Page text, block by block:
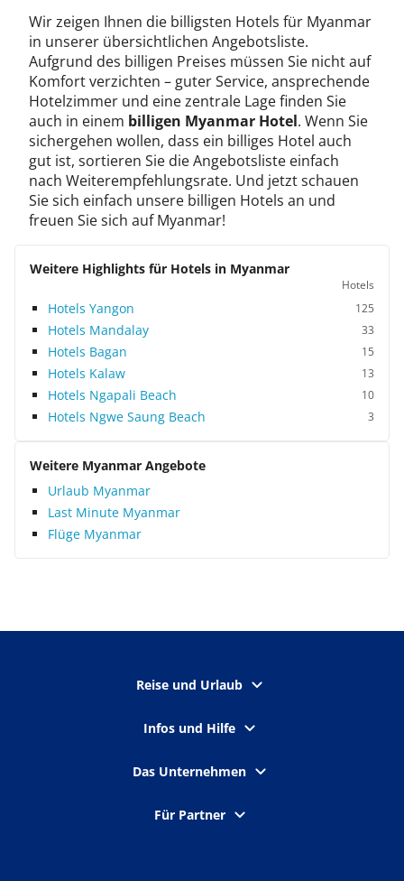
Wir zeigen Ihnen die billigsten Hotels für Myanmar
in unserer übersichtlichen Angebotsliste.
Aufgrund des billigen Preises müssen Sie nicht auf
Komfort verzichten – guter Service, ansprechende
Hotelzimmer und eine zentrale Lage finden Sie
auch in einem billigen Myanmar Hotel. Wenn Sie
sichergehen wollen, dass ein billiges Hotel auch
gut ist, sortieren Sie die Angebotsliste einfach
nach Weiterempfehlungsrate. Und jetzt schauen
Sie sich einfach unsere billigen Hotels an und
freuen Sie sich auf Myanmar!
Weitere Highlights für Hotels in Myanmar
Hotels
Hotels Yangon 125
Hotels Mandalay 33
Hotels Bagan 15
Hotels Kalaw 13
Hotels Ngapali Beach 10
Hotels Ngwe Saung Beach 3
Weitere Myanmar Angebote
Urlaub Myanmar
Last Minute Myanmar
Flüge Myanmar
Reise und Urlaub
Infos und Hilfe
Das Unternehmen
Für Partner